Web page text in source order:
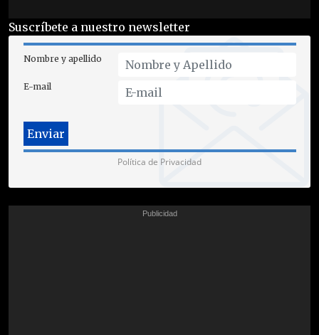
Suscríbete a nuestro newsletter
Nombre y apellido
E-mail
Política de Privacidad